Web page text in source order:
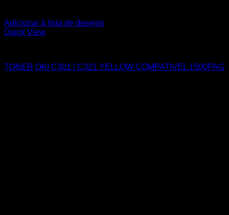
Adicionar á lista de desejos
Quick View
TONER OKI C301 / C321 YELLOW COMPATIVEL 1500PAG